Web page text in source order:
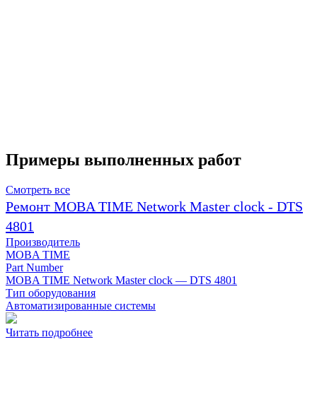
Примеры выполненных работ
Смотреть все
Ремонт MOBA TIME Network Master clock - DTS
4801
Производитель
MOBA TIME
Part Number
MOBA TIME Network Master clock — DTS 4801
Тип оборудования
Автоматизированные системы
Читать подробнее